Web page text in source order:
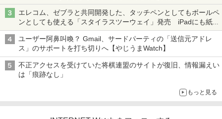
真や映像を使った投資詐欺などへの対策として
エレコム、ゼブラと共同開発した、タッチペンとしてもボールペ
ンとしても使える「スタイラスツーウェイ」発売 iPadにも紙に
も、持ち替えずに書き込める
ユーザー阿鼻叫喚？ Gmail、サードパーティの「送信元アドレ
ス」のサポートを打ち切りへ【やじうまWatch】
不正アクセスを受けていた将棋連盟のサイトが復旧、情報漏えい
は「痕跡なし」
もっと見る